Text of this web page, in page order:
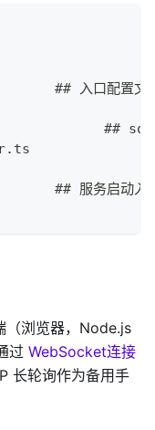
## 入口配置文
│   └──
## 服务启动入
浏览器，Node.js
过 WebSocket连接
长轮询作为备用手